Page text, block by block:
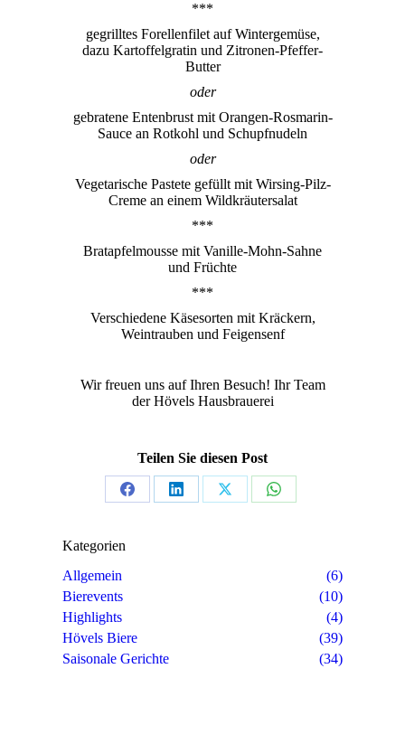
***
gegrilltes Forellenfilet auf Wintergemüse,
dazu Kartoffelgratin und Zitronen-Pfeffer-
Butter
oder
gebratene Entenbrust mit Orangen-Rosmarin-
Sauce an Rotkohl und Schupfnudeln
oder
Vegetarische Pastete gefüllt mit Wirsing-Pilz-
Creme an einem Wildkräutersalat
***
Bratapfelmousse mit Vanille-Mohn-Sahne
und Früchte
***
Verschiedene Käsesorten mit Kräckern,
Weintrauben und Feigensenf
Wir freuen uns auf Ihren Besuch! Ihr Team
der Hövels Hausbrauerei
Teilen Sie diesen Post
Share
Share
Share
Share
Kategorien
Allgemein
(6)
Bierevents
(10)
Highlights
(4)
Hövels Biere
(39)
Saisonale Gerichte
(34)